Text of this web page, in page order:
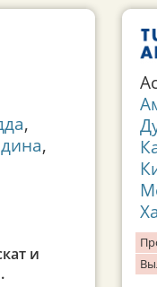
,
,
и